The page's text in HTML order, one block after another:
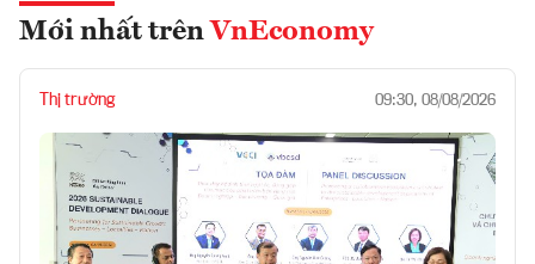
Mới nhất trên VnEconomy
Thị trường 09:30, 08/08/2026